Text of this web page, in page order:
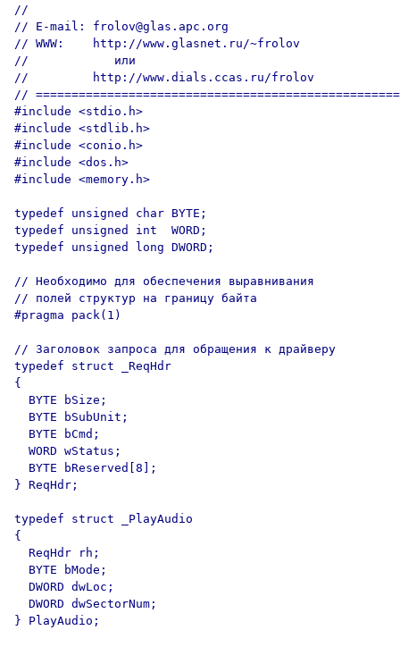
//
// E-mail: frolov@glas.apc.org
// WWW:    http://www.glasnet.ru/~frolov
//            или
//         http://www.dials.ccas.ru/frolov
//
#include <stdio.h>
#include <stdlib.h>
#include <conio.h>
#include <dos.h>
#include <memory.h>
typedef unsigned char BYTE;
typedef unsigned int  WORD;
typedef unsigned long DWORD;
// Необходимо для обеспечения выравнивания
// полей структур на границу байта
#pragma pack(1)
// Заголовок запроса для обращения к драйверу
typedef struct _ReqHdr
{
  BYTE bSize;
  BYTE bSubUnit;
  BYTE bCmd;
  WORD wStatus;
  BYTE bReserved[8];
} ReqHdr;
typedef struct _PlayAudio
{
  ReqHdr rh;
  BYTE bMode;
  DWORD dwLoc;
  DWORD dwSectorNum;
} PlayAudio;